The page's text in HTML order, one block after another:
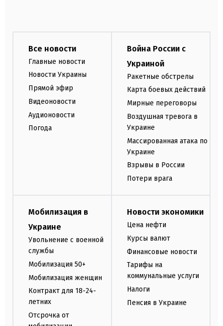
Все новости
Главные новости
Новости Украины
Прямой эфир
Видеоновости
Аудионовости
Погода
Война России с
Украиной
Ракетные обстрелы
Карта боевых действий
Мирные переговоры
Воздушная тревога в
Украине
Массированная атака по
Украине
Взрывы в России
Потери врага
Мобилизация в
Украине
Увольнение с военной
службы
Мобилизация 50+
Мобилизация женщин
Контракт для 18-24-
летних
Отсрочка от
Новости экономики
Цена нефти
Курсы валют
Финансовые новости
Тарифы на
коммунальные услуги
Налоги
Пенсия в Украине